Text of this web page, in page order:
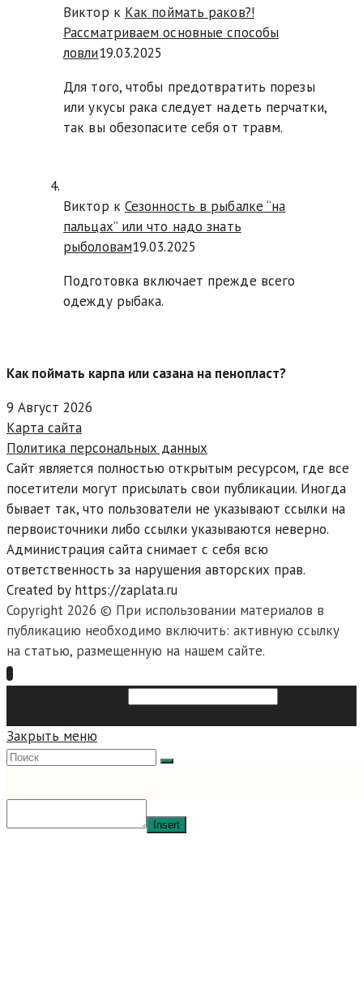
Виктор к Как поймать раков?!
Рассматриваем основные способы
ловли19.03.2025
Для того, чтобы предотвратить порезы
или укусы рака следует надеть перчатки,
так вы обезопасите себя от травм.
Виктор к Сезонность в рыбалке “на
пальцах” или что надо знать
рыболовам19.03.2025
Подготовка включает прежде всего
одежду рыбака.
Как поймать карпа или сазана на пенопласт?
9 Август 2026
Карта сайта
Политика персональных данных
Сайт является полностью открытым ресурсом, где все
посетители могут присылать свои публикации. Иногда
бывает так, что пользователи не указывают ссылки на
первоисточники либо ссылки указываются неверно.
Администрация сайта снимает с себя всю
ответственность за нарушения авторских прав.
Created by https://zaplata.ru
Copyright 2026 © При использовании материалов в
публикацию необходимо включить: активную ссылку
на статью, размещенную на нашем сайте.
Закрыть меню
Insert